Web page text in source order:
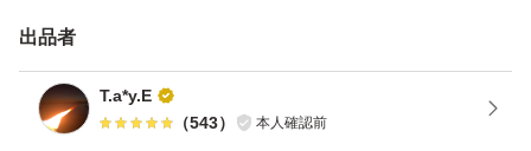
の上購入いただけているものと認識致します。情報をきち
稀にいらっしゃいますが、出品ページにて記載している内
容の場合、お返事は致しますが商品の対応は致しかねま
出品者
T.a*y.E
（543） 本人確認前